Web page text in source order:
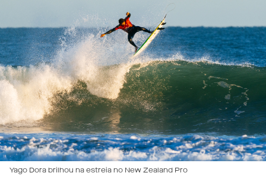
Yago Dora brilhou na estreia no New Zealand Pro